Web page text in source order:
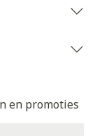
en promoties